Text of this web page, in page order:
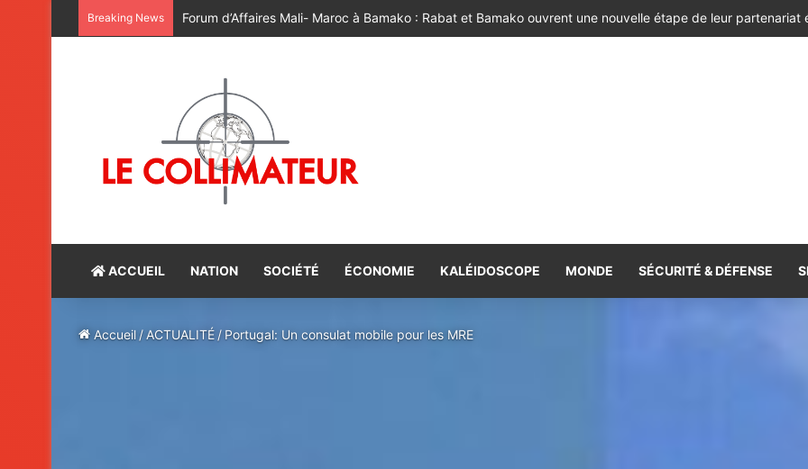
Breaking News Maroc – Mali: lancement à Bamako de la quatrième session de la Grande Commission mixte de
ACCUEIL NATION SOCIÉTÉ ÉCONOMIE KALÉIDOSCOPE MONDE SÉCURITÉ & DÉFENSE
Accueil / ACTUALITÉ / Portugal: Un consulat mobile pour les MRE